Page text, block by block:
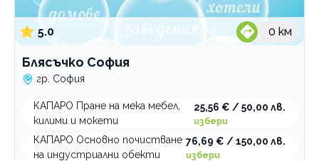
5.0 0 км
Блясъчко София
гр. София
КАПАРО Пране на мека мебел,
килими и мокети
25,56 € / 50,00 лв.
избери
КАПАРО Основно почистване
на индустриални обекти
76,69 € / 150,00 лв.
избери